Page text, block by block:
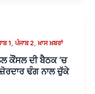
1,ਪੰਜਾਬ 2,ਖ਼ਾਸ ਖ਼ਬਰਾਂ
ਕੌਂਸਲ ਦੀ ਬੈਠਕ ‘ਚ
ਢੰਗ ਨਾਲ ਚੁੱਕੇ